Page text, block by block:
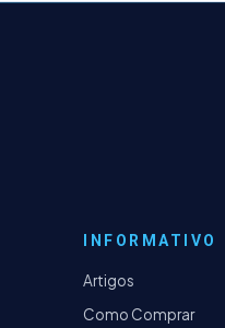
INFORMATIVO
Artigos
Como Comprar